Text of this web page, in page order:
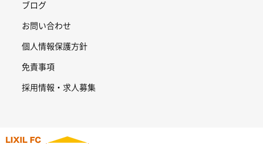
ブログ
お問い合わせ
個人情報保護方針
免責事項
採用情報・求人募集